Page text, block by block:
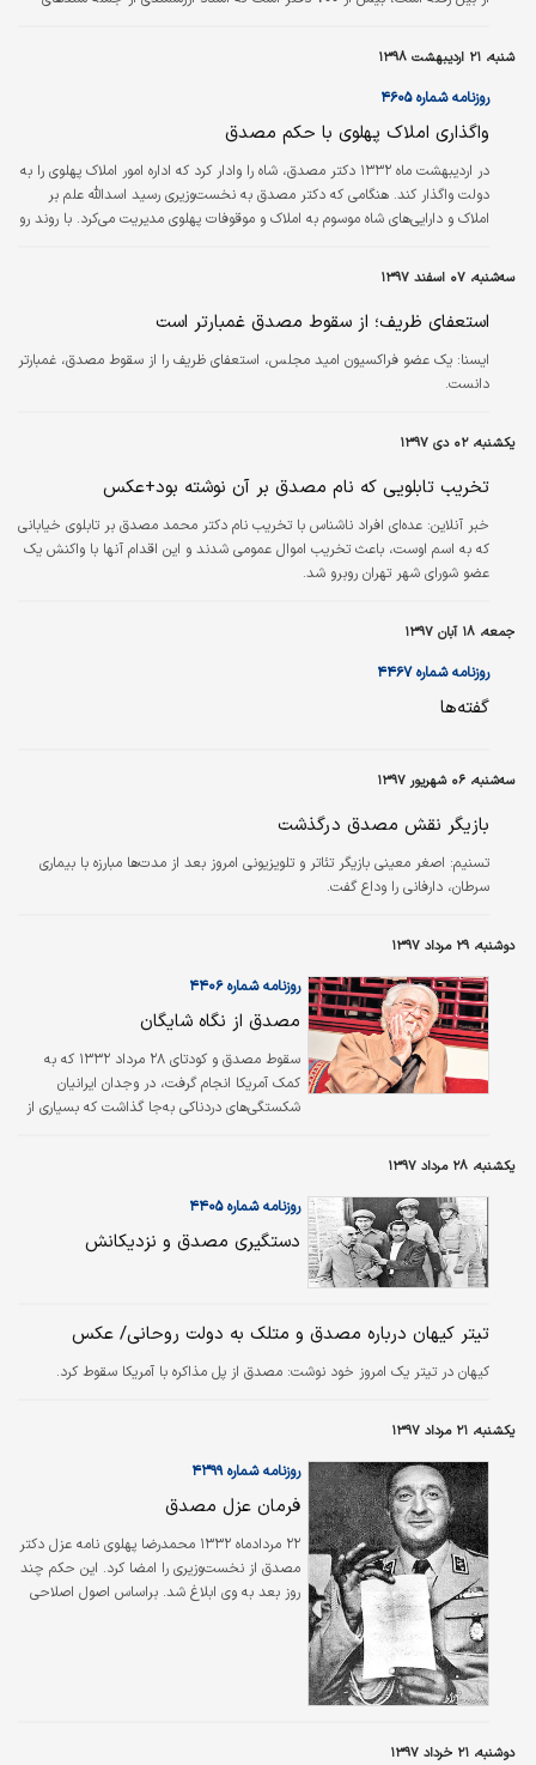
شنبه، ۲۱ اردیبهشت ۱۳۹۸
روزنامه شماره ۴۶۰۵
واگذاری املاک پهلوی با حکم مصدق
در اردیبهشت ماه ۱۳۳۲ دکتر مصدق، شاه را وادار کرد که اداره امور املاک پهلوی را به
دولت واگذار کند. هنگامی که دکتر مصدق به نخست‌وزیری رسید اسدالله علم بر
املاک و دارایی‌های شاه موسوم به املاک و موقوفات پهلوی مدیریت می‌کرد. با روند رو
نخست‌وزیر پیوست و در رهبری و هدایت بخش‌هایی از مخالفان مصدق نقش درجه
اول را برعهده گرفت و تا واپسین ماه‌های عمر کابینه بر این مهم باقی بود. به‌دنبال
گسترش اختلاف میان دربار و دولت طی ماه‌های تیر و…
سه‌شنبه، ۰۷ اسفند ۱۳۹۷
استعفای ظریف؛ از سقوط مصدق غمبارتر است
ايسنا: یک عضو فراکسیون امید مجلس، استعفای ظریف را از سقوط مصدق، غمبارتر
دانست.
یکشنبه، ۰۲ دی ۱۳۹۷
تخریب تابلویی که نام مصدق بر آن نوشته بود+عکس
خبر آنلاین: عده‌ای افراد ناشناس با تخریب نام دکتر محمد مصدق بر تابلوی خیابانی
که به اسم اوست، باعث تخریب اموال عمومی شدند و این اقدام آنها با واکنش یک
عضو شورای شهر تهران روبرو شد.
جمعه، ۱۸ آبان ۱۳۹۷
روزنامه شماره ۴۴۶۷
گفته‌ها
سه‌شنبه، ۰۶ شهریور ۱۳۹۷
بازیگر نقش مصدق درگذشت
تسنیم: اصغر معینی بازیگر تئاتر و تلویزیونی امروز بعد از مدت‌ها مبارزه با بیماری
سرطان، دارفانی را وداع گفت.
دوشنبه، ۲۹ مرداد ۱۳۹۷
روزنامه شماره ۴۴۰۶
مصدق از نگاه شایگان
سقوط مصدق و کودتای ۲۸ مرداد ۱۳۳۲ که به
کمک آمریکا انجام گرفت، در وجدان ایرانیان
شکستگی‌های دردناکی به‌جا گذاشت که بسیاری از
انقلاب با گذشت زمان زخم‌ها جوش خورده‌اند و
ایرانیان می‌توانند امروز به آینده بهتر بنگرند.
به‌طوری‌که می‌توان نوعی بازسنجی وقایع تاریخی و
یکشنبه، ۲۸ مرداد ۱۳۹۷
روزنامه شماره ۴۴۰۵
دستگیری مصدق و نزدیکانش
تیتر کیهان درباره مصدق و متلک به دولت روحانی/ عکس
کیهان در تیتر یک امروز خود نوشت: مصدق از پل مذاکره با آمریکا سقوط کرد.
یکشنبه، ۲۱ مرداد ۱۳۹۷
روزنامه شماره ۴۳۹۹
فرمان عزل مصدق
۲۲ مردادماه ۱۳۳۲ محمدرضا پهلوی نامه عزل دکتر
مصدق از نخست‌وزیری را امضا کرد. این حکم چند
روز بعد به وی ابلاغ شد. براساس اصول اصلاحی
دوشنبه، ۲۱ خرداد ۱۳۹۷